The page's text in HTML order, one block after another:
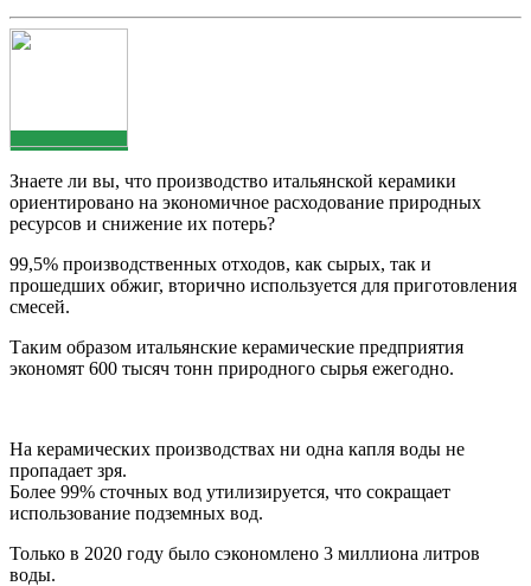
Знаете ли вы, что производство итальянской керамики
ориентировано на экономичное расходование природных
ресурсов и снижение их потерь?
99,5% производственных отходов, как сырых, так и
прошедших обжиг, вторично используется для приготовления
смесей.
Таким образом итальянские керамические предприятия
экономят 600 тысяч тонн природного сырья ежегодно.
На керамических производствах ни одна капля воды не
пропадает зря.
Более 99% сточных вод утилизируется, что сокращает
использование подземных вод.
Только в 2020 году было сэкономлено 3 миллиона литров
воды.